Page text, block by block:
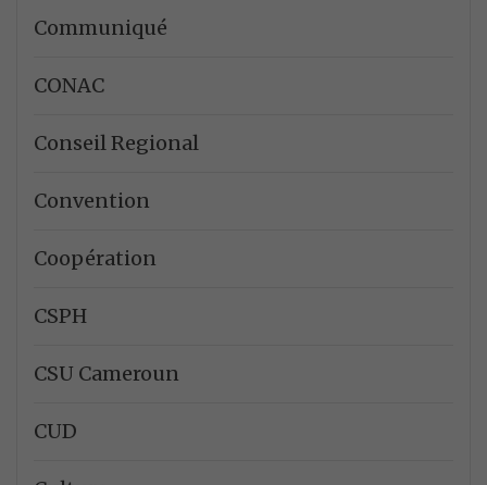
Communiqué
CONAC
Conseil Regional
Convention
Coopération
CSPH
CSU Cameroun
CUD